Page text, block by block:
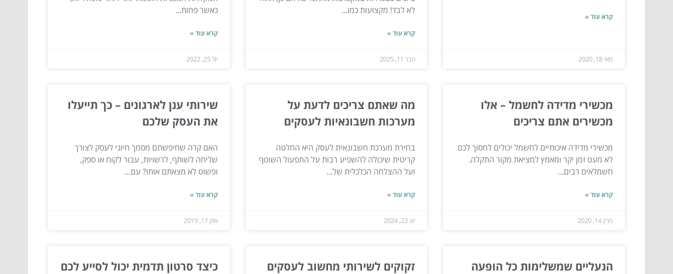
קרא עוד »
מאי 18, 2020
לא לבד! מקצועות כמו...
קרא עוד »
פבר 11, 2025
כאשר פחות...
קרא עוד »
יול 25, 2022
מכשירי מדידה לחשמל – אלו
מכשירים אתם צריכים
מכשירי מדידה איכותיים לחשמל יכולים לחסוך לכם
לא מעט זמן יקר ומאמץ למציאת מקור התקלה.
חשמלאים רבים...
קרא עוד »
מרץ 14, 2020
מה שאתם צריכים לדעת על
מערכות חשבונאיות לעסקים
בחירת מערכת חשבונאית לעסק היא החלטה
קריטית שיכולה להשפיע רבות על התפעול השוטף
ועל ההצלחה הכלכלית של...
קרא עוד »
יונ 23, 2024
שירותי ענן לארגונים – כך תייעלו
את העסק שלכם
האם קרה שחיפשתם מסמך חיוני לעסק לצורך
שליחה לשותף, לרשויות, עבור לקוח או ספק,
ופשוט לא מצאתם אותו? עם...
קרא עוד »
אוק 17, 2019
הנעליים שמשלימות כל הופעה
זקוקים לשירותי מחשוב לעסקים
כיצד סרטון תדמית יכול לסייע לכם